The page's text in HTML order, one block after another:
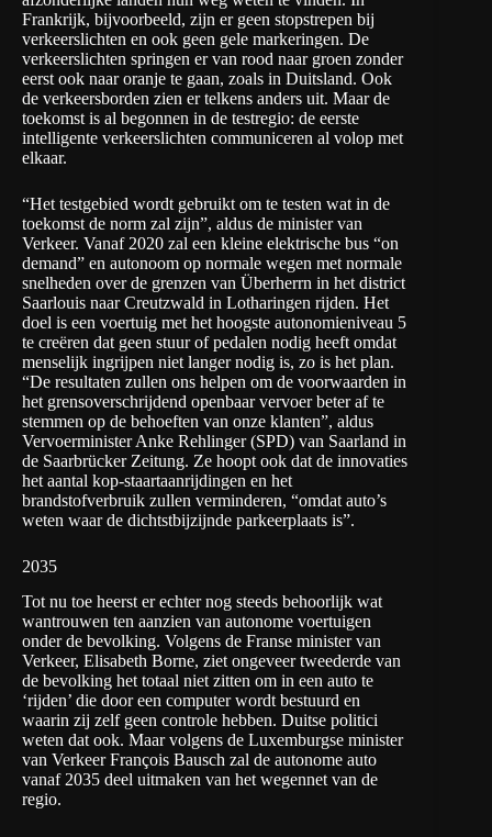
Frankrijk, bijvoorbeeld, zijn er geen stopstrepen bij
verkeerslichten en ook geen gele markeringen. De
verkeerslichten springen er van rood naar groen zonder
eerst ook naar oranje te gaan, zoals in Duitsland. Ook
de verkeersborden zien er telkens anders uit. Maar de
toekomst is al begonnen in de testregio: de eerste
intelligente verkeerslichten communiceren al volop met
elkaar.
“Het testgebied wordt gebruikt om te testen wat in de
toekomst de norm zal zijn”, aldus de minister van
Verkeer. Vanaf 2020 zal een kleine elektrische bus “on
demand” en autonoom op normale wegen met normale
snelheden over de grenzen van Überherrn in het district
Saarlouis naar Creutzwald in Lotharingen rijden. Het
doel is een voertuig met het hoogste autonomieniveau 5
te creëren dat geen stuur of pedalen nodig heeft omdat
menselijk ingrijpen niet langer nodig is, zo is het plan.
“De resultaten zullen ons helpen om de voorwaarden in
het grensoverschrijdend openbaar vervoer beter af te
stemmen op de behoeften van onze klanten”, aldus
Vervoerminister Anke Rehlinger (SPD) van Saarland in
de Saarbrücker Zeitung. Ze hoopt ook dat de innovaties
het aantal kop-staartaanrijdingen en het
brandstofverbruik zullen verminderen, “omdat auto’s
weten waar de dichtstbijzijnde parkeerplaats is”.
2035
Tot nu toe heerst er echter nog steeds behoorlijk wat
wantrouwen ten aanzien van autonome voertuigen
onder de bevolking. Volgens de Franse minister van
Verkeer, Elisabeth Borne, ziet ongeveer tweederde van
de bevolking het totaal niet zitten om in een auto te
‘rijden’ die door een computer wordt bestuurd en
waarin zij zelf geen controle hebben. Duitse politici
weten dat ook. Maar volgens de Luxemburgse minister
van Verkeer François Bausch zal de autonome auto
vanaf 2035 deel uitmaken van het wegennet van de
regio.